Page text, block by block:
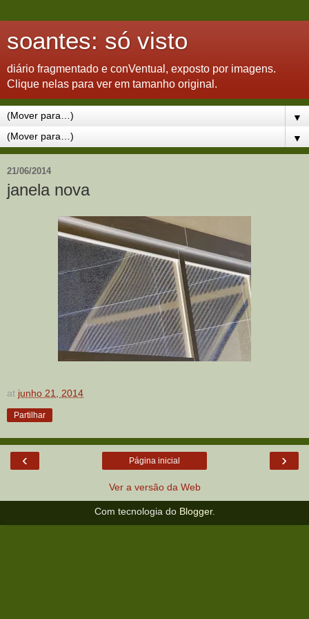
soantes: só visto
diário fragmentado e conVentual, exposto por imagens.
Clique nelas para ver em tamanho original.
▼
▼
21/06/2014
janela nova
at junho 21, 2014
Partilhar
‹ ›
Página inicial
Ver a versão da Web
Com tecnologia do Blogger.